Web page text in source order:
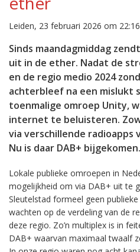
Leiden, 23 februari 2026 om
Sinds maandagmiddag
uit in de ether. Nadat de
en de regio medio 2024
achterbleef na een mislukt
toenmalige omroep Unity,
internet te beluisteren.
via verschillende radioapps
Nu is daar DAB+ bijgekomen.
Lokale publieke omroepen in
mogelijkheid om via DAB+ uit te
Sleutelstad formeel geen
wachten op de verdeling van de
deze regio. Zo’n multiplex is in
DAB+ waarvan maximaal twaalf